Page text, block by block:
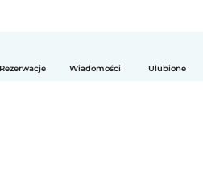
Rezerwacje Wiadomości Ulubione